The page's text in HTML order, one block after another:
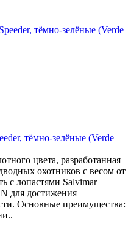
тёмно-зелёные (Verde
цвета, разработанная
охотников с весом от
с лопастями Salvimar
для достижения
Основные преимущества: